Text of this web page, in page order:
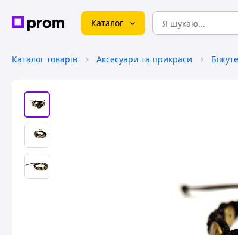
Каталог
Каталог товарів Аксесуари та прикраси